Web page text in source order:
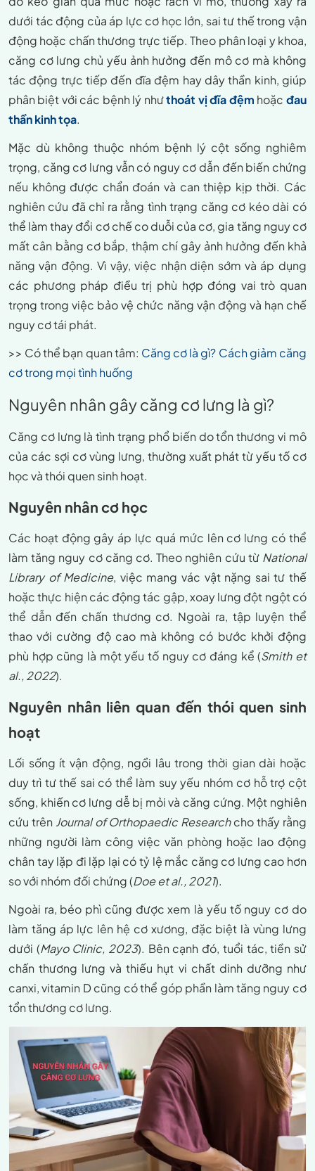
dưới tác động của áp lực cơ học lớn, sai tư thế trong vận
động hoặc chấn thương trực tiếp. Theo phân loại y khoa,
căng cơ lưng chủ yếu ảnh hưởng đến mô cơ mà không
tác động trực tiếp đến đĩa đệm hay dây thần kinh, giúp
phân biệt với các bệnh lý nhưthoát vị đĩa đệm hoặc đau
thần kinh tọa.
Mặc dù không thuộc nhóm bệnh lý cột sống nghiêm
trọng, căng cơ lưng vẫn có nguy cơ dẫn đến biến chứng
nếu không được chẩn đoán và can thiệp kịp thời. Các
nghiên cứu đã chỉ ra rằng tình trạng căng cơ kéo dài có
thể làm thay đổi cơ chế co duỗi của cơ, gia tăng nguy cơ
mất cân bằng cơ bắp, thậm chí gây ảnh hưởng đến khả
năng vận động. Vì vậy, việc nhận diện sớm và áp dụng
các phương pháp điều trị phù hợp đóng vai trò quan
trọng trong việc bảo vệ chức năng vận động và hạn chế
nguy cơ tái phát.
>> Có thể bạn quan tâm: Căng cơ là gì? Cách giảm căng
cơ trong mọi tình huống
Nguyên nhân gây căng cơ lưng là gì?
Căng cơ lưng là tình trạng phổ biến do tổn thương vi mô
của các sợi cơ vùng lưng, thường xuất phát từ yếu tố cơ
học và thói quen sinh hoạt.
Nguyên nhân cơ học
Các hoạt động gây áp lực quá mức lên cơ lưng có thể
làm tăng nguy cơ căng cơ. Theo nghiên cứu từ National
Library of Medicine, việc mang vác vật nặng sai tư thế
hoặc thực hiện các động tác gập, xoay lưng đột ngột có
thể dẫn đến chấn thương cơ. Ngoài ra, tập luyện thể
thao với cường độ cao mà không có bước khởi động
phù hợp cũng là một yếu tố nguy cơ đáng kể (Smith et
al., 2022).
Nguyên nhân liên quan đến thói quen sinh
hoạt
Lối sống ít vận động, ngồi lâu trong thời gian dài hoặc
duy trì tư thế sai có thể làm suy yếu nhóm cơ hỗ trợ cột
sống, khiến cơ lưng dễ bị mỏi và căng cứng. Một nghiên
cứu trên Journal of Orthopaedic Researchcho thấy rằng
những người làm công việc văn phòng hoặc lao động
chân tay lặp đi lặp lại có tỷ lệ mắc căng cơ lưng cao hơn
so với nhóm đối chứng (Doe et al., 2021).
Ngoài ra, béo phì cũng được xem là yếu tố nguy cơ do
làm tăng áp lực lên hệ cơ xương, đặc biệt là vùng lưng
dưới (Mayo Clinic, 2023). Bên cạnh đó, tuổi tác, tiền sử
chấn thương lưng và thiếu hụt vi chất dinh dưỡng như
canxi, vitamin D cũng có thể góp phần làm tăng nguy cơ
tổn thương cơ lưng.